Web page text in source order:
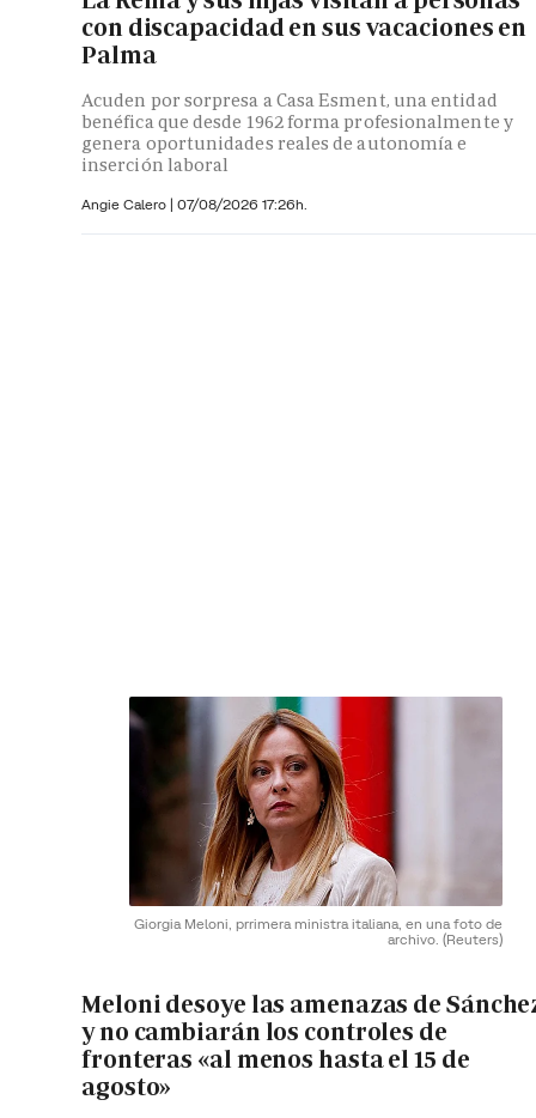
con discapacidad en sus vacaciones en
Palma
Acuden por sorpresa a Casa Esment, una entidad
benéfica que desde 1962 forma profesionalmente y
genera oportunidades reales de autonomía e
inserción laboral
Angie Calero | 07/08/2026 17:26h.
Giorgia Meloni, prrimera ministra italiana, en una foto de
archivo. (Reuters)
Meloni desoye las amenazas de
y no cambiarán los controles de
fronteras «al menos hasta el 15 de
agosto»